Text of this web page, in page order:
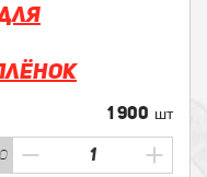
1 900 шт